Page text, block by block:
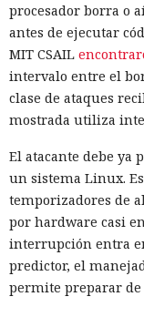
procesador borra o
antes de ejecutar
MIT CSAIL
intervalo entre el
clase de ataques
mostrada utiliza
El atacante debe ya
un sistema Linux.
temporizadores de
por hardware casi
interrupción entra
predictor, el
permite preparar de